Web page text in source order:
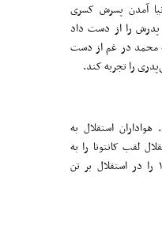
آمدن پسرش کسری
را از دست داد
بود که محمد در غم از دست
را تجربه کند.
استقلال به
لقب کانتونا را به
اوداده بودند. محمد شماره ۱۲ را در استقلال بر تن